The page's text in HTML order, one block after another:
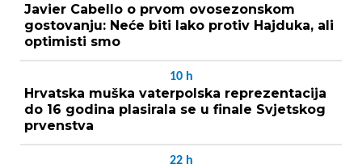
Javier Cabello o prvom ovosezonskom
gostovanju: Neće biti lako protiv Hajduka, ali
optimisti smo
10 h
Hrvatska muška vaterpolska reprezentacija
do 16 godina plasirala se u finale Svjetskog
prvenstva
22 h